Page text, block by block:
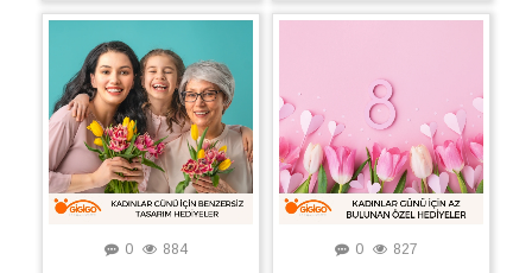
0 884 0 827